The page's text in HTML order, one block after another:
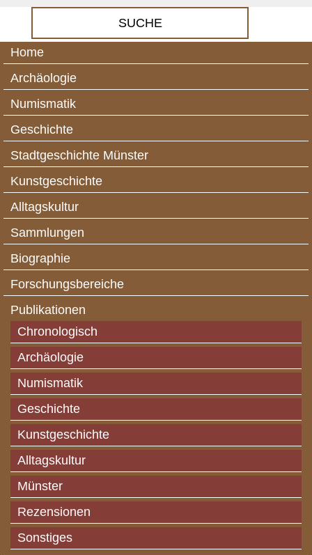
Home
Archäologie
Numismatik
Geschichte
Stadtgeschichte Münster
Kunstgeschichte
Alltagskultur
Sammlungen
Biographie
Forschungsbereiche
Publikationen
Chronologisch
Archäologie
Numismatik
Geschichte
Kunstgeschichte
Alltagskultur
Münster
Rezensionen
Sonstiges